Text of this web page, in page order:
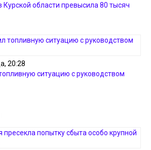
Курской области превысила 80 тысяч
20:28
ситуацию с руководством